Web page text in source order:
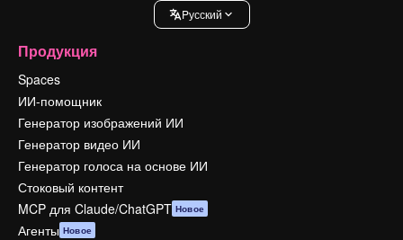
Pусский
Продукция
Spaces
ИИ-помощник
Генератор изображений ИИ
Генератор видео ИИ
Генератор голоса на основе ИИ
Стоковый контент
MCP для Claude/ChatGPT Новое
Агенты Новое